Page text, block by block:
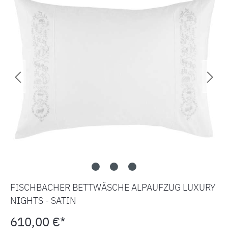
FISCHBACHER BETTWÄSCHE ALPAUFZUG LUXURY
NIGHTS - SATIN
610,00 €*